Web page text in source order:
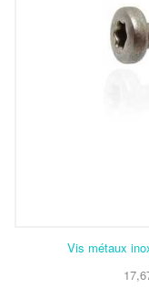
Vis métaux